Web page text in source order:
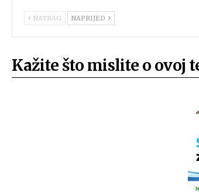
NATRAG NAPRIJED
Kažite što mislite o ovoj